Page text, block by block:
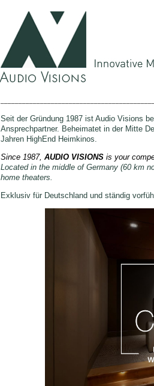
Seit der Gründung 1987 ist Audio Visions
Ansprechpartner. Beheimatet in der Mitte
Jahren HighEnd Heimkinos.
Since 1987, AUDIO VISIONS is your
Located in the middle of Germany (60 km
home theaters.
Exklusiv für Deutschland und ständig